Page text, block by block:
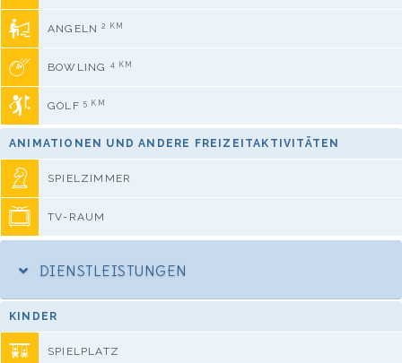
ANGELN2 KM
BOWLING 4 KM
GOLF 5 KM
ANIMATIONEN UND ANDERE FREIZEITAKTIVITÄTEN
SPIELZIMMER
TV-RAUM
DIENSTLEISTUNGEN
KINDER
SPIELPLATZ